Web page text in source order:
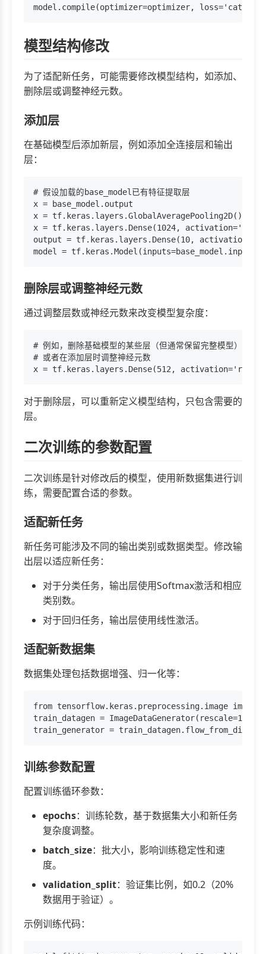
模型结构修改
为了适配新任务，可能需要修改模型结构，如添加、
删除层或调整神经元数。
添加层
在基础模型后添加新层，例如添加全连接层和输出
层：
# 假设加载的base_model已有特征提取层
x = base_model.output
x = tf.keras.layers.GlobalAveragePooling2D()(x)
x = tf.keras.layers.Dense(1024,
output = tf.keras.layers.Dense(10,
删除层或调整神经元数
通过调整层数或神经元数来改变模型复杂度：
# 例如，删除基础模型的某些层（但通常保留完整模型）
# 或者在添加层时调整神经元数
对于删除层，可以重新定义模型结构，只包含需要的
层。
二次训练的参数配置
二次训练是针对修改后的模型，使用新数据集进行训
练，需要配置合适的参数。
适配新任务
新任务可能涉及不同的输出类别或数据类型。修改输
出层以适应新任务：
对于分类任务，输出层使用Softmax激活和相应
类别数。
对于回归任务，输出层使用线性激活。
适配新数据集
数据集处理包括数据增强、归一化等：
from tensorflow.keras.preprocessing.image import
train_datagen = ImageDataGenerator(rescale=1./
训练参数配置
配置训练循环参数：
epochs：训练轮数，基于数据集大小和新任务
复杂度调整。
batch_size：批大小，影响训练稳定性和速
度。
validation_split：验证集比例，如0.2（20%
数据用于验证）。
示例训练代码：